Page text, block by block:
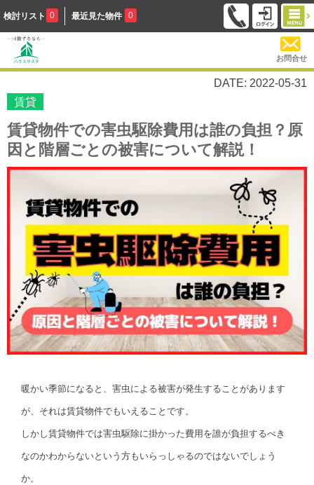
検討リスト 0 最近見た物件 0
お問合せ
DATE: 2022-05-31
賃貸
賃貸物件での害虫駆除費用は誰の負担？原
因と階層ごとの被害について解説！
暖かい季節になると、害虫による被害が発生することがあります
が、それは賃貸物件でもいえることです。
しかし賃貸物件では害虫駆除に掛かった費用を誰が負担するべき
なのかわからないという方もいらっしゃるのではないでしょう
か。